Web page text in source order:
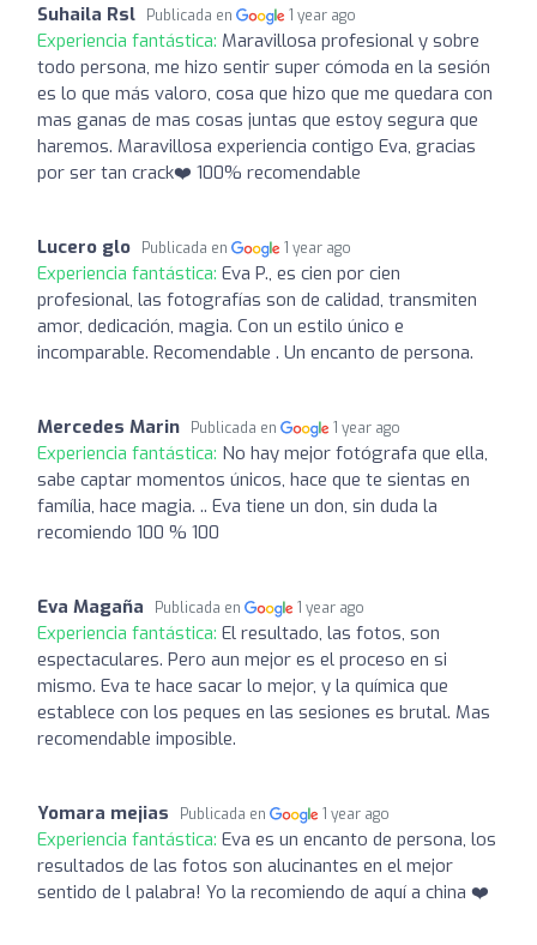
Suhaila Rsl Publicada en 1 year ago
Experiencia fantástica: Maravillosa profesional y sobre
todo persona, me hizo sentir super cómoda en la sesión
es lo que más valoro, cosa que hizo que me quedara con
mas ganas de mas cosas juntas que estoy segura que
haremos. Maravillosa experiencia contigo Eva, gracias
por ser tan crack❤️ 100% recomendable
Lucero glo Publicada en 1 year ago
Experiencia fantástica: Eva P., es cien por cien
profesional, las fotografías son de calidad, transmiten
amor, dedicación, magia. Con un estilo único e
incomparable. Recomendable . Un encanto de persona.
Mercedes Marin Publicada en 1 year ago
Experiencia fantástica: No hay mejor fotógrafa que ella,
sabe captar momentos únicos, hace que te sientas en
família, hace magia. .. Eva tiene un don, sin duda la
recomiendo 100 % 100
Eva Magaña Publicada en 1 year ago
Experiencia fantástica: El resultado, las fotos, son
espectaculares. Pero aun mejor es el proceso en si
mismo. Eva te hace sacar lo mejor, y la química que
establece con los peques en las sesiones es brutal. Mas
recomendable imposible.
Yomara mejias Publicada en 1 year ago
Experiencia fantástica: Eva es un encanto de persona, los
resultados de las fotos son alucinantes en el mejor
sentido de l palabra! Yo la recomiendo de aquí a china ❤️